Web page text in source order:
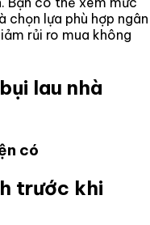
chọn lựa phù hợp ngân
rủi ro mua không
lau nhà
có
trước khi